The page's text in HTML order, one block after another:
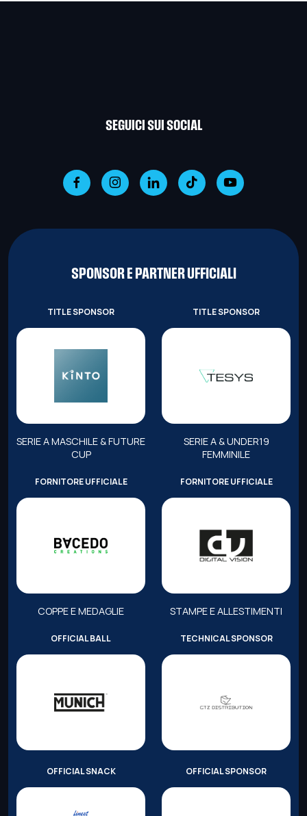
SEGUICI SUI SOCIAL
SPONSOR E PARTNER UFFICIALI
TITLE SPONSOR
SERIE A MASCHILE & FUTURE
CUP
TITLE SPONSOR
SERIE A & UNDER19
FEMMINILE
FORNITORE UFFICIALE
COPPE E MEDAGLIE
FORNITORE UFFICIALE
STAMPE E ALLESTIMENTI
OFFICIAL BALL TECHNICAL SPONSOR
OFFICIAL SNACK OFFICIAL SPONSOR